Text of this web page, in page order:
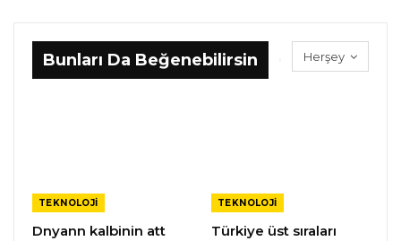
Herşey
Bunları Da Beğenebilirsin
TEKNOLOJI
Dnyann kalbinin att
TEKNOLOJI
Türkiye üst sıraları